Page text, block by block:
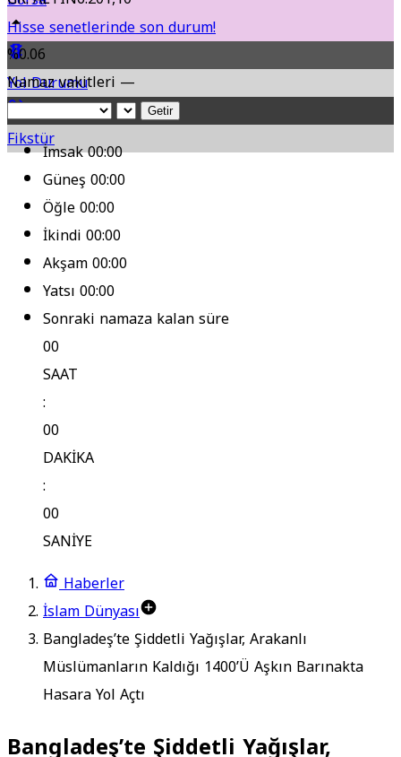
Hisse senetlerinde son durum!
Yol Durumu
Fikstür
%0.06
Namaz vakitleri —
Getir
İmsak00:00
Güneş00:00
Öğle00:00
İkindi00:00
Akşam00:00
Yatsı00:00
Sonraki namaza kalan süre
00
SAAT
:
00
DAKİKA
:
00
SANİYE
Haberler
İslam Dünyası
Bangladeş’te Şiddetli Yağışlar, Arakanlı
Müslümanların Kaldığı 1400’Ü Aşkın Barınakta
Hasara Yol Açtı
Bangladeş’te Şiddetli Yağışlar,